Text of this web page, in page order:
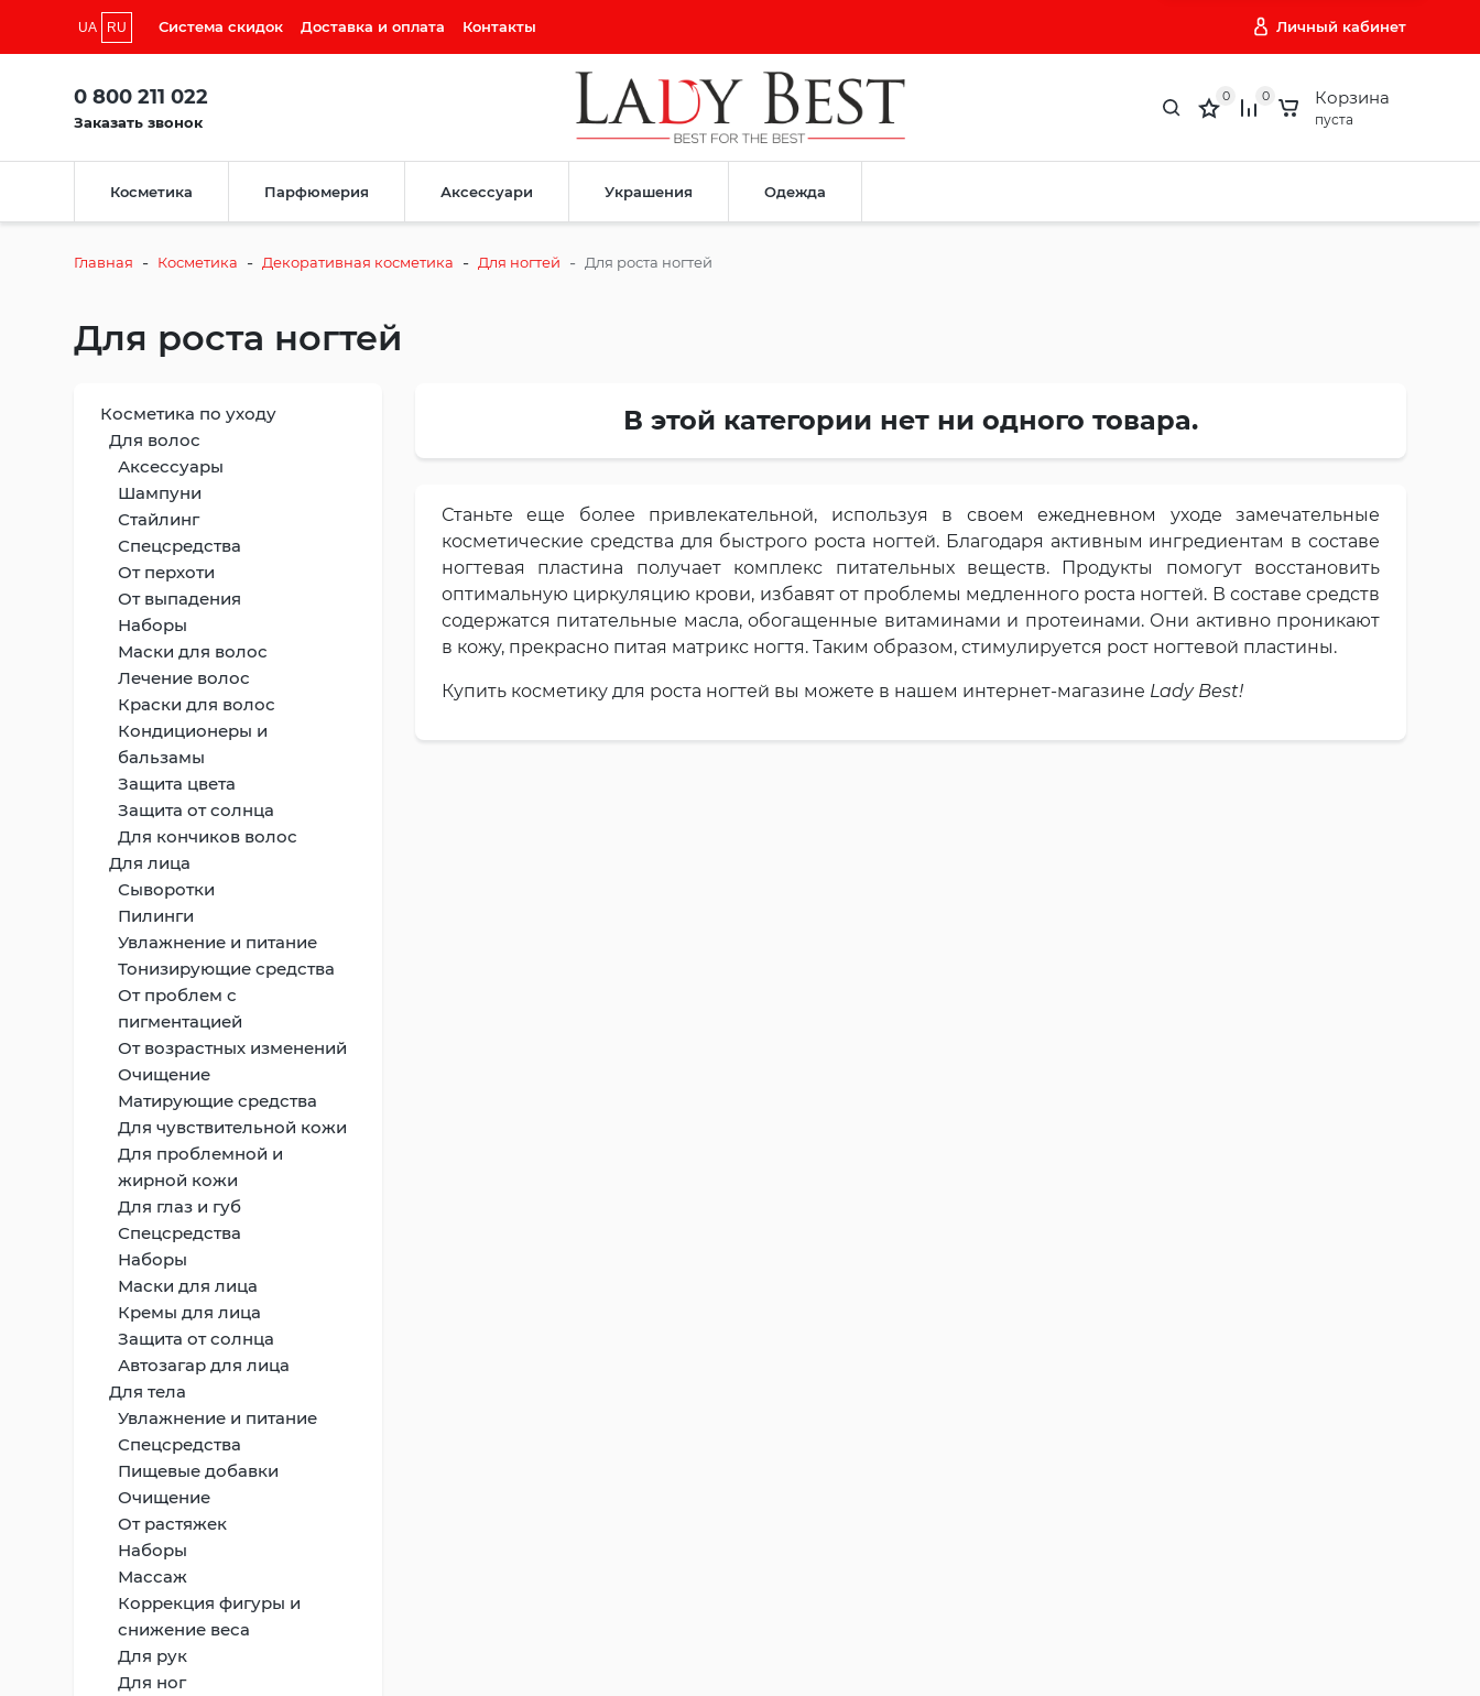
UA RU Система скидок Доставка и оплата Контакты Личный кабинет
0 800 211 022
Заказать звонок
0 0 Корзина
пуста
Косметика Парфюмерия Аксессуари Украшения Одежда
Главная - Косметика - Декоративная косметика - Для ногтей - Для роста ногтей
Для роста ногтей
Косметика по уходу
Для волос
Аксессуары
Шампуни
Стайлинг
Спецсредства
От перхоти
От выпадения
Наборы
Маски для волос
Лечение волос
Краски для волос
Кондиционеры и
бальзамы
Защита цвета
Защита от солнца
Для кончиков волос
Для лица
Сыворотки
Пилинги
Увлажнение и питание
Тонизирующие средства
От проблем с
пигментацией
От возрастных изменений
Очищение
Матирующие средства
Для чувствительной кожи
Для проблемной и
жирной кожи
Для глаз и губ
Спецсредства
Наборы
Маски для лица
Кремы для лица
Защита от солнца
Автозагар для лица
Для тела
Увлажнение и питание
Спецсредства
Пищевые добавки
Очищение
От растяжек
Наборы
Массаж
Коррекция фигуры и
снижение веса
Для рук
Для ног
В этой категории нет ни одного товара.
Станьте еще более привлекательной, используя в своем ежедневном уходе замечательные
косметические средства для быстрого роста ногтей. Благодаря активным ингредиентам в составе
ногтевая пластина получает комплекс питательных веществ. Продукты помогут восстановить
оптимальную циркуляцию крови, избавят от проблемы медленного роста ногтей. В составе средств
содержатся питательные масла, обогащенные витаминами и протеинами. Они активно проникают
в кожу, прекрасно питая матрикс ногтя. Таким образом, стимулируется рост ногтевой пластины.
Купить косметику для роста ногтей вы можете в нашем интернет-магазине Lady Best!